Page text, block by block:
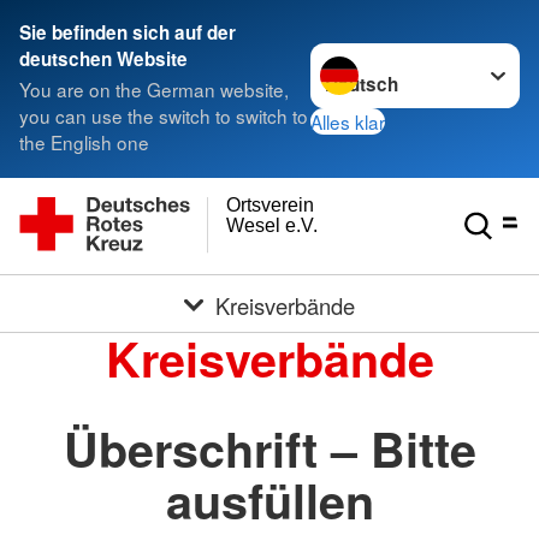
Sie befinden sich auf der
deutschen Website
You are on the German website,
you can use the switch to switch to
the English one
Sprache wechseln zu
Alles klar
Wesel e.V.
Ortsverein
Kreisverbände
Kreisverbände
Überschrift – Bitte
ausfüllen